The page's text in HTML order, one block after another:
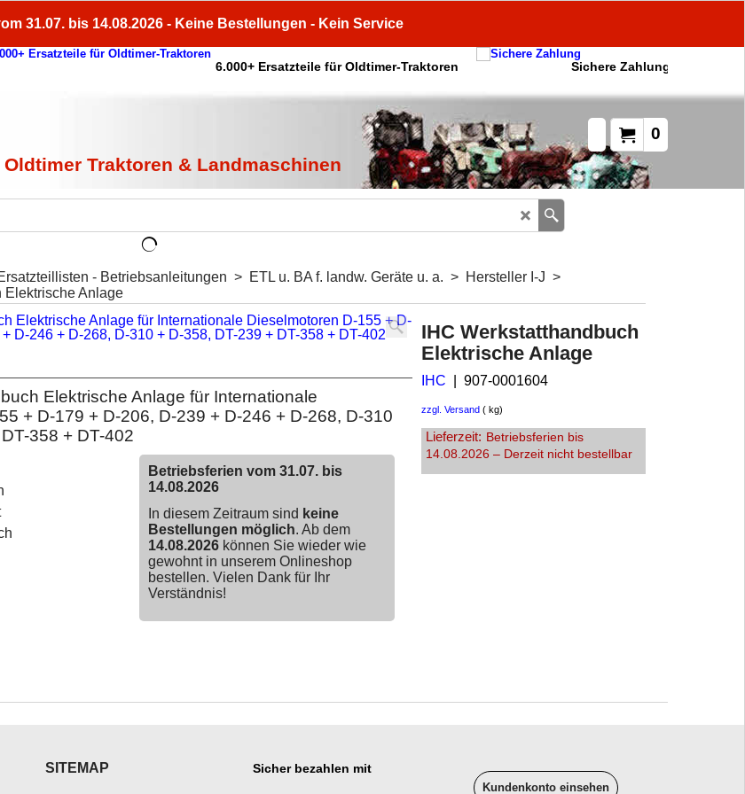
31.07. bis 14.08.2026 - Keine Bestellungen - Kein Service
6.000+ Ersatzteile für Oldtimer-Traktoren Sichere Zahlung
0
Traktoren & Landmaschinen
- Betriebsanleitungen > ETL u. BA f. landw. Geräte u. a. > Hersteller I-J >
Elektrische Anlage
IHC Werkstatthandbuch
Elektrische Anlage
IHC 907-0001604
zzgl. Versand kg
Lieferzeit: Betriebsferien bis
14.08.2026 – Derzeit nicht bestellbar
Elektrische Anlage für Internationale
+ D-179 + D-206, D-239 + D-246 + D-268, D-310
358 + DT-402
Betriebsferien vom 31.07. bis
14.08.2026
In diesem Zeitraum sind keine
Bestellungen möglich. Ab dem
14.08.2026können Sie wieder wie
gewohnt in unserem Onlineshop
bestellen. Vielen Dank für Ihr
Verständnis!
SITEMAP
Sicher bezahlen mit
Kundenkonto einsehen